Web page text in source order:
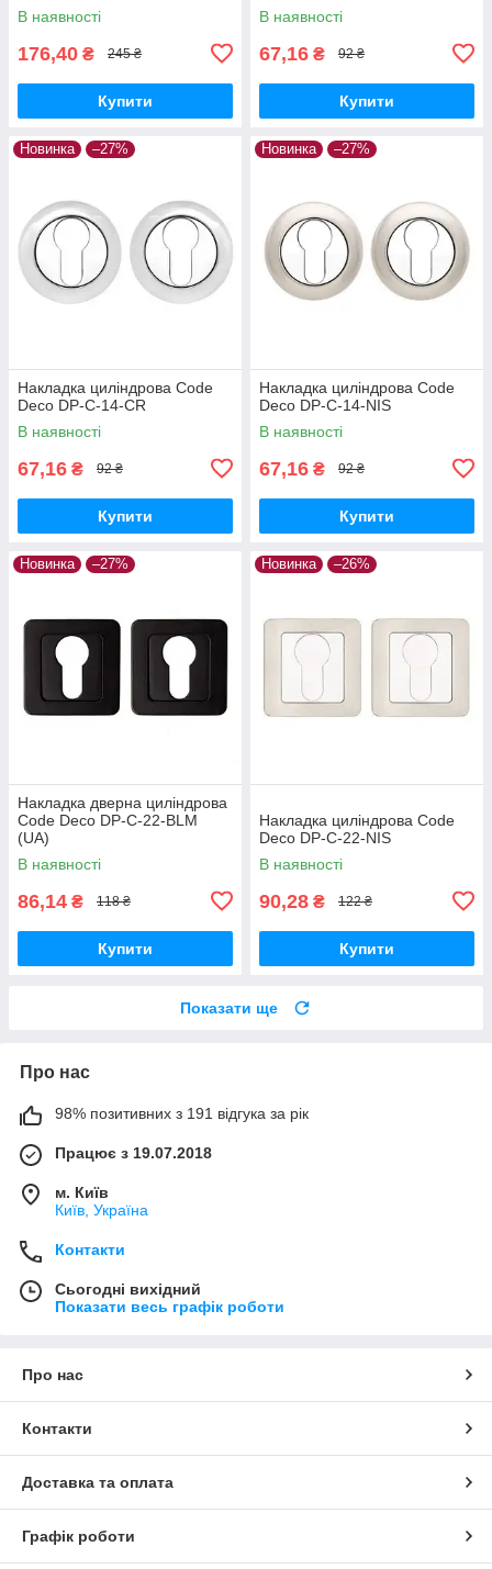
В наявності
176,40 ₴ 245 ₴
Купити
В наявності
67,16 ₴ 92 ₴
Купити
Новинка –27%
Накладка циліндрова Code
Deco DP-C-14-CR
В наявності
67,16 ₴ 92 ₴
Купити
Новинка –27%
Накладка циліндрова Code
Deco DP-C-14-NIS
В наявності
67,16 ₴ 92 ₴
Купити
Новинка –27%
Накладка дверна циліндрова
Code Deco DP-C-22-BLM
(UA)
В наявності
86,14 ₴ 118 ₴
Купити
Новинка –26%
Накладка циліндрова Code
Deco DP-C-22-NIS
В наявності
90,28 ₴ 122 ₴
Купити
Показати ще
Про нас
98% позитивних з 191 відгука за рік
Працює з 19.07.2018
м. Київ
Київ, Україна
Контакти
Сьогодні вихідний
Показати весь графік роботи
Про нас
Контакти
Доставка та оплата
Графік роботи